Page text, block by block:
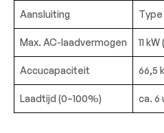
Aansluiting Type
Max. AC-laadvermogen 11
Accucapaciteit 66,5
Laadtijd (0–100%) ca. 6